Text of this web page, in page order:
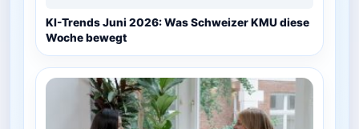
KI-Trends Juni 2026: Was Schweizer KMU diese
Woche bewegt